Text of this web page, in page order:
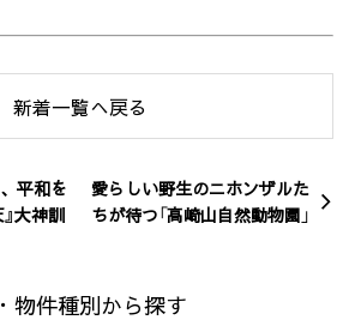
新着一覧へ戻る
平和を
大神訓
愛らしい野生のニホンザルた
ちが待つ「高崎山自然動物園」
物件種別から探す